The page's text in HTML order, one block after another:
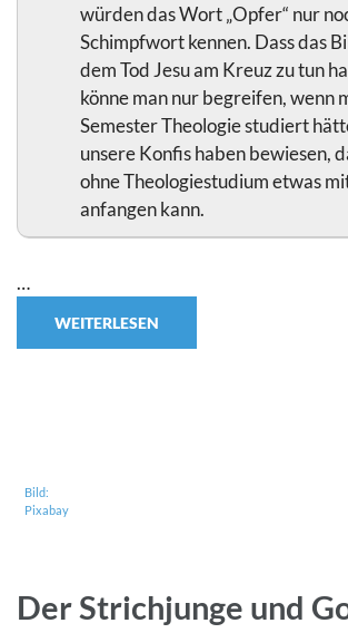
würden das Wort „Opfer“ nur
Schimpfwort kennen. Dass das
dem Tod Jesu am Kreuz zu tun
könne man nur begreifen, wenn
Semester Theologie studiert
unsere Konfis haben bewiesen,
ohne Theologiestudium etwas
anfangen kann.
…
WEITERLESEN
Bild:
Pixabay
Der Strichjunge und